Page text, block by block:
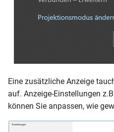
Eine zusätzliche Anzeige
auf. Anzeige-Einstellungen
können Sie anpassen, wie